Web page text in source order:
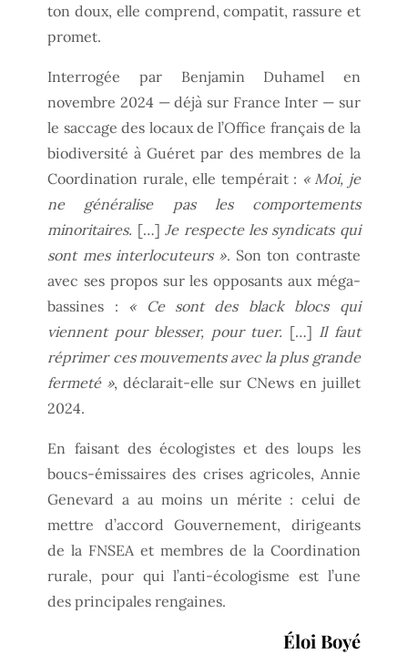
ton doux, elle comprend, compatit, rassure et
promet.
Interrogée par Benjamin Duhamel en
novembre 2024 — déjà sur France Inter — sur
le saccage des locaux de l’Office français de la
biodiversité à Guéret par des membres de la
Coordination rurale, elle tempérait : « Moi, je
ne généralise pas les comportements
minoritaires. […]Je respecte les syndicats qui
sont mes interlocuteurs ». Son ton contraste
avec ses propos sur les opposants aux méga-
bassines : « Ce sont des black blocs qui
viennent pour blesser, pour tuer. […] Il faut
réprimer ces mouvements avec la plus grande
fermeté », déclarait-elle sur CNews en juillet
2024.
En faisant des écologistes et des loups les
boucs-émissaires des crises agricoles, Annie
Genevard a au moins un mérite : celui de
mettre d’accord Gouvernement, dirigeants
de la FNSEA et membres de la Coordination
rurale, pour qui l’anti-écologisme est l’une
des principales rengaines.
Éloi Boyé